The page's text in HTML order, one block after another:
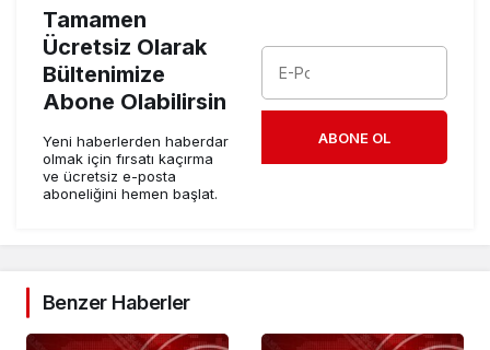
Tamamen
Ücretsiz Olarak
Bültenimize
Abone Olabilirsin
Yeni haberlerden haberdar
olmak için fırsatı kaçırma
ve ücretsiz e-posta
aboneliğini hemen başlat.
ABONE OL
Benzer Haberler